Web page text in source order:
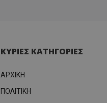
ΚΥΡΙΕΣ ΚΑΤΗΓΟΡΙΕΣ
ΑΡΧΙΚΗ
ΠΟΛΙΤΙΚΗ